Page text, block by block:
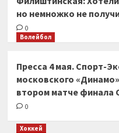
но немножко не
0
Волейбол
Пресса 4 мая. Спорт-
московского
втором матче финала
0
Хоккей